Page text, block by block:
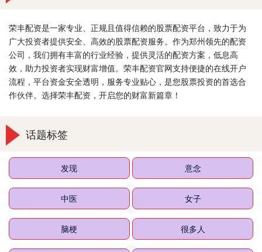
荣丰配资是一家专业、正规且值得信赖的股票配资平台，致力于为
广大投资者提供安全、高效的股票配资服务。作为郑州领先的配资
公司，我们拥有丰富的行业经验，提供灵活的配资方案，低息高
效，助力投资者实现财富增值。荣丰配资官网支持便捷的在线开户
流程，平台资金安全透明，服务专业贴心，是您股票投资的首选合
作伙伴。选择荣丰配资，开启您的财富新篇章！
话题标签
发现 意念
中医 女子
脑梗 很多人